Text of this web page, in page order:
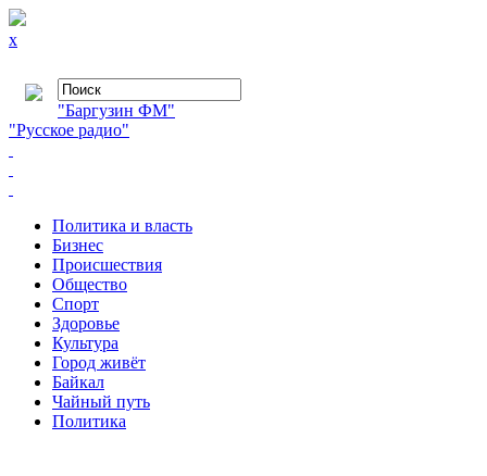
x
"Баргузин ФМ"
"Русское радио"
Политика и власть
Бизнес
Происшествия
Общество
Cпорт
Здоровье
Культура
Город живёт
Байкал
Чайный путь
Политика